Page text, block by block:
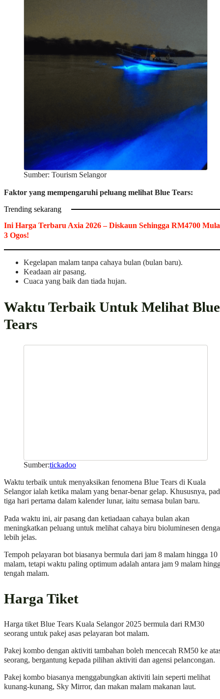
Sumber: Tourism Selangor
Faktor yang mempengaruhi peluang melihat Blue Tears:
Trending sekarang
Ini Harga Terbaru Axia 2026 – Diskaun Sehingga RM4700
3 Ogos!
Kegelapan malam tanpa cahaya bulan (bulan baru).
Keadaan air pasang.
Cuaca yang baik dan tiada hujan.
Waktu Terbaik Untuk Melihat Blue
Tears
Sumber:tickadoo
Waktu terbaik untuk menyaksikan fenomena Blue Tears di Kuala
Selangor ialah ketika malam yang benar-benar gelap. Khususnya,
tiga hari pertama dalam kalender lunar, iaitu semasa bulan baru.
Pada waktu ini, air pasang dan ketiadaan cahaya bulan akan
meningkatkan peluang untuk melihat cahaya biru bioluminesen
lebih jelas.
Tempoh pelayaran bot biasanya bermula dari jam 8 malam hingga 10
malam, tetapi waktu paling optimum adalah antara jam 9 malam
tengah malam.
Harga Tiket
Harga tiket Blue Tears Kuala Selangor 2025 bermula dari RM30
seorang untuk pakej asas pelayaran bot malam.
Pakej kombo dengan aktiviti tambahan boleh mencecah RM50 ke
seorang, bergantung kepada pilihan aktiviti dan agensi pelancongan.
Pakej kombo biasanya menggabungkan aktiviti lain seperti melihat
kunang-kunang, Sky Mirror, dan makan malam makanan laut.